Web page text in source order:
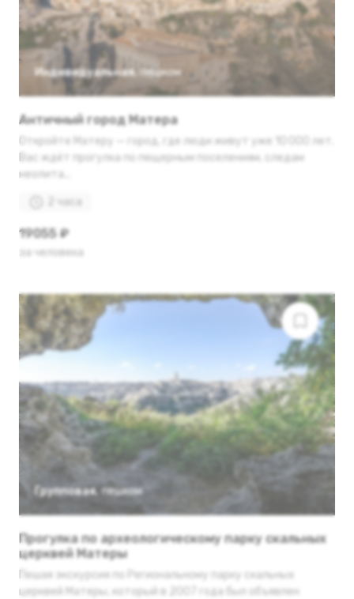
Индивидуальная пешком
Античный город Матера
Откройте Матеру — город, где люди живут уже 10 000 лет.
Вас ждёт прогулка по пещерным поселениям, следам
неолита...
2 часа
19055 ₽
за человека
Групповая, пешком
Прогулка по археологическому парку скальных
церквей Матеры
Пешая экскурсия по Региональному парку скальных
церквей Матеры, который в 2007 года был объявлен